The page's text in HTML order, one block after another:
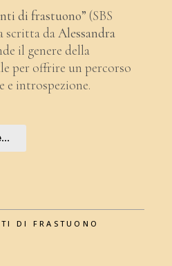
di frastuono” (SBS
scritta daAlessandra
il genere della
per offrire un percorso
e introspezione.
DI FRASTUONO